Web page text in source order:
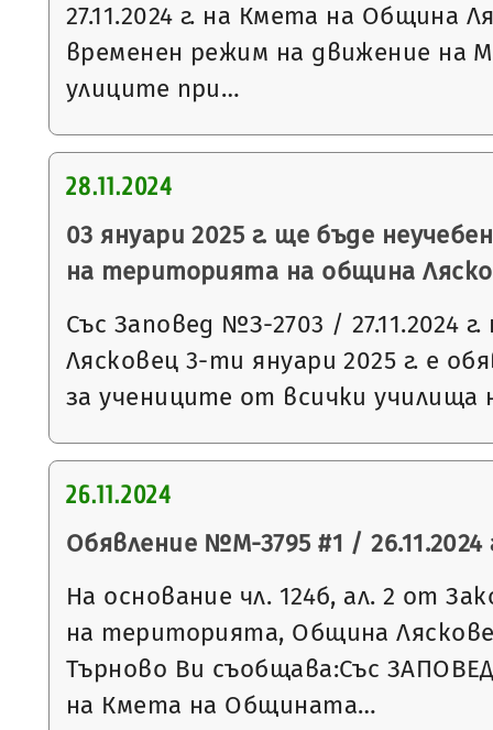
27.11.2024 г. на Кмета на Община
временен режим на движение на
улиците при…
28.11.2024
03 януари 2025 г. ще бъде
на територията на община
Със Заповед №З-2703 / 27.11.2024
Лясковец 3-ти януари 2025 г. е
за учениците от всички
26.11.2024
Обявление №М-3795 #1 / 26.11.2024
На основание чл. 124б, ал. 2 от
на територията, Община
Търново Ви съобщава:Със
на Кмета на Общината…